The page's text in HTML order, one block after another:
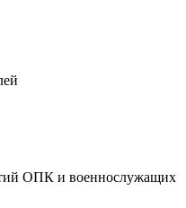
ОПК и военнослужащих